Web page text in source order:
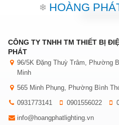
HOÀNG
CÔNG TY TNHH TM THIẾT BỊ
PHÁT
96/5K Đặng Thuỳ Trâm, Phường
Minh
565 Minh Phụng, Phường Bình
0931773141
0901556022
info@hoangphatlighting.vn